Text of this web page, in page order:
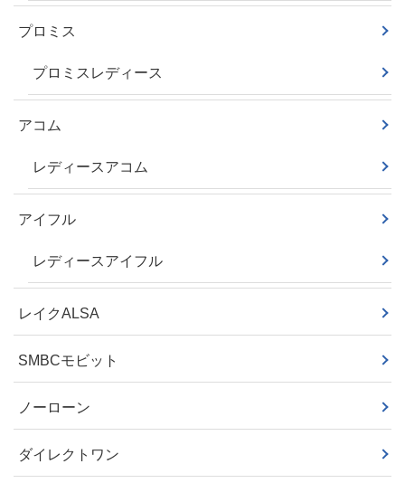
プロミス
プロミスレディース
アコム
レディースアコム
アイフル
レディースアイフル
レイクALSA
SMBCモビット
ノーローン
ダイレクトワン